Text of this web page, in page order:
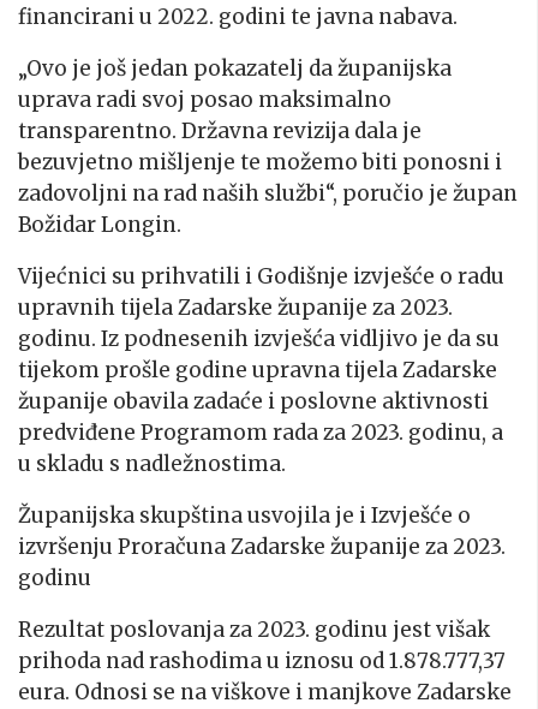
financirani u 2022. godini te javna nabava.
„Ovo je još jedan pokazatelj da županijska
uprava radi svoj posao maksimalno
transparentno. Državna revizija dala je
bezuvjetno mišljenje te možemo biti ponosni i
zadovoljni na rad naših službi“, poručio je župan
Božidar Longin.
Vijećnici su prihvatili i Godišnje izvješće o radu
upravnih tijela Zadarske županije za 2023.
godinu. Iz podnesenih izvješća vidljivo je da su
tijekom prošle godine upravna tijela Zadarske
županije obavila zadaće i poslovne aktivnosti
predviđene Programom rada za 2023. godinu, a
u skladu s nadležnostima.
Županijska skupština usvojila je i Izvješće o
izvršenju Proračuna Zadarske županije za 2023.
godinu
Rezultat poslovanja za 2023. godinu jest višak
prihoda nad rashodima u iznosu od 1.878.777,37
eura. Odnosi se na viškove i manjkove Zadarske